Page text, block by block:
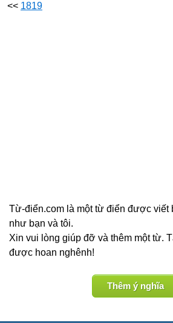
<< 1819
Từ-điển.com là một từ điển được
như bạn và tôi.
Xin vui lòng giúp đỡ và thêm một từ.
được hoan nghênh!
Thêm ý nghĩa